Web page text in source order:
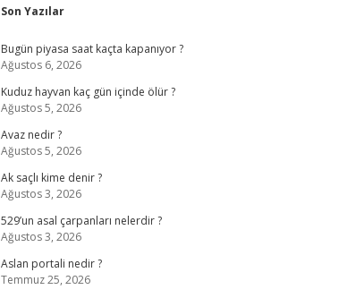
Sidebar
Son Yazılar
Bugün piyasa saat kaçta kapanıyor ?
Ağustos 6, 2026
Kuduz hayvan kaç gün içinde ölür ?
Ağustos 5, 2026
Avaz nedir ?
Ağustos 5, 2026
Ak saçlı kime denir ?
Ağustos 3, 2026
529’un asal çarpanları nelerdir ?
Ağustos 3, 2026
Aslan portali nedir ?
Temmuz 25, 2026